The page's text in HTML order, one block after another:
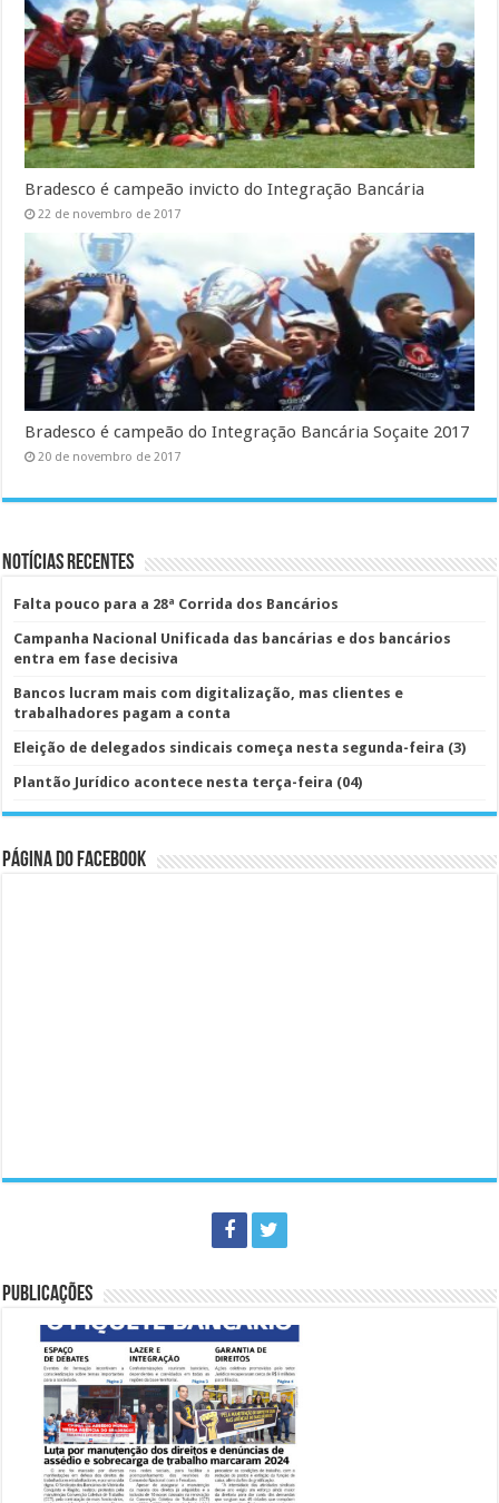
Bradesco é campeão invicto do Integração Bancária
22 de novembro de 2017
Bradesco é campeão do Integração Bancária Soçaite 2017
20 de novembro de 2017
Notícias Recentes
Falta pouco para a 28ª Corrida dos Bancários
Campanha Nacional Unificada das bancárias e dos bancários
entra em fase decisiva
Bancos lucram mais com digitalização, mas clientes e
trabalhadores pagam a conta
Eleição de delegados sindicais começa nesta segunda-feira (3)
Plantão Jurídico acontece nesta terça-feira (04)
Página do Facebook
PUBLICAÇÕES